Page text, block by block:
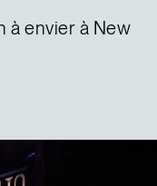
à envier à New